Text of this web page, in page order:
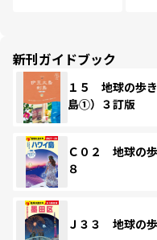
新刊ガイドブック
１５ 地球の歩
島①）３訂版
Ｃ０２ 地球の
８
Ｊ３３ 地球の